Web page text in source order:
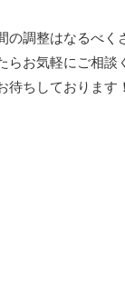
の調整はなるべく
らお気軽にご相談
待ちしております！